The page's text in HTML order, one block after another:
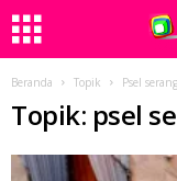
Beranda Topik Psel
Topik: psel